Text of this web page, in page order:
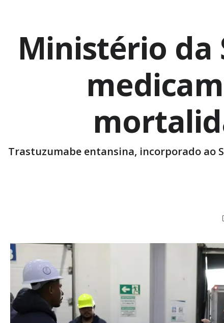
Ministério da
Trastuzumabe entansina, incorporado ao